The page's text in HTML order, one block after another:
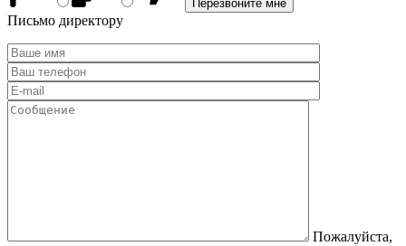
Письмо директору
Пожалуйста,